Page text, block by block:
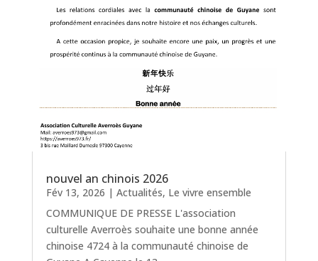
nouvel an chinois 2026
Fév 13, 2026 | Actualités, Le vivre ensemble
COMMUNIQUE DE PRESSE L'association
culturelle Averroès souhaite une bonne année
chinoise 4724 à la communauté chinoise de